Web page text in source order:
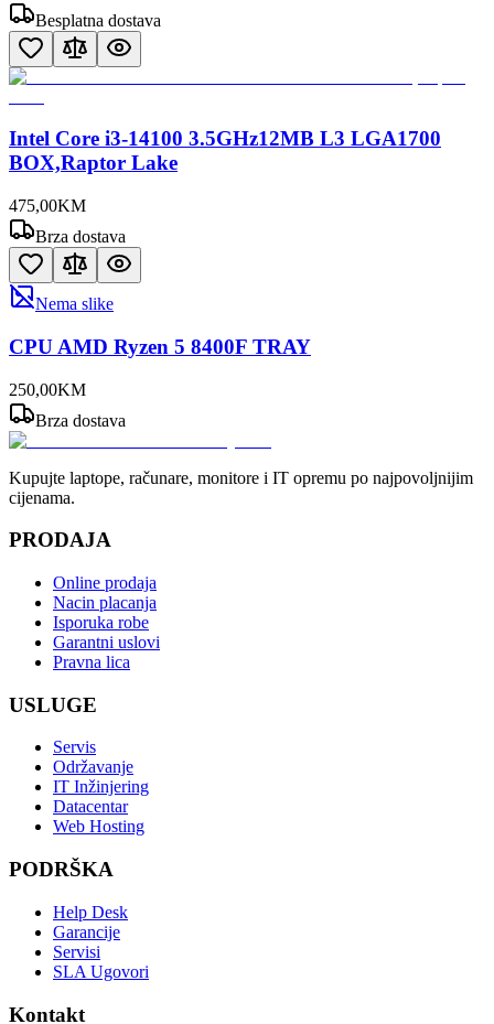
Besplatna dostava
Intel Core i3-14100 3.5GHz12MB L3 LGA1700
BOX,Raptor Lake
475,00KM
Brza dostava
Nema slike
CPU AMD Ryzen 5 8400F TRAY
250,00KM
Brza dostava
Kupujte laptope, računare, monitore i IT opremu po najpovoljnijim
cijenama.
PRODAJA
Online prodaja
Nacin placanja
Isporuka robe
Garantni uslovi
Pravna lica
USLUGE
Servis
Održavanje
IT Inžinjering
Datacentar
Web Hosting
PODRŠKA
Help Desk
Garancije
Servisi
SLA Ugovori
Kontakt